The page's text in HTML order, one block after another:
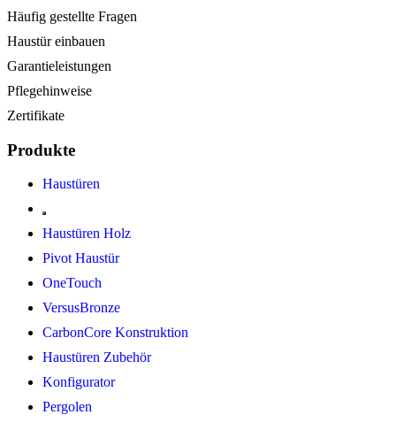
Häufig gestellte Fragen
Haustür einbauen
Garantieleistungen
Pflegehinweise
Zertifikate
Produkte
Haustüren
Haustüren Holz
Pivot Haustür
OneTouch
VersusBronze
CarbonCore Konstruktion
Haustüren Zubehör
Konfigurator
Pergolen